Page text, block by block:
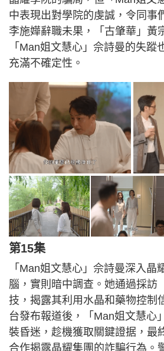
中表現出對學院的虔誠，令同事
李施嬅辭職未果，「古肇華」黃
「Man姐文慧心」佘詩曼的失蹤
充滿不確定性。
第15集
「Man姐文慧心」佘詩曼深入晶
腦，實則暗中調查。她通過採訪
技，揭露其利用水晶和藥物控制
台發布報道後，「Man姐文慧心
裝昏迷，趁機獲取關鍵證据，最
合作揭露晶耀集團的詐騙行為。